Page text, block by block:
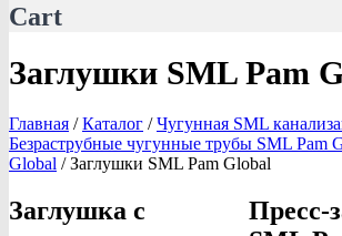
Cart
Заглушки SML Pam
Главная / Каталог / Чугунная SML
Безраструбные чугунные трубы SML Pam
Global /Заглушки SML Pam Global
Заглушка с
Пресс-